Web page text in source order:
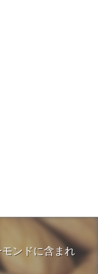
ンドに含まれ